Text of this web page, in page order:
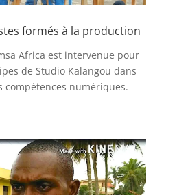
formés à la production
Africa est intervenue pour
de Studio Kalangou dans
compétences numériques.